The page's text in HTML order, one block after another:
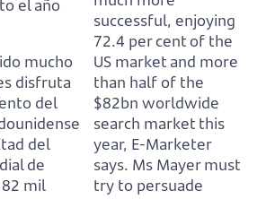
el año
mucho
disfruta
del
del
de
mil
successful, enjoying
72.4 per cent of the
US market and more
than half of the
$82bn worldwide
search market this
year, E-Marketer
says. Ms Mayer must
try to persuade